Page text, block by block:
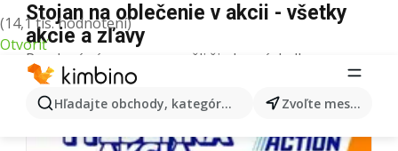
(14,1 tis. hodnotení)
Otvoriť
Hľadajte obchody, kategórie, produkty... Zvoľte mesto
Stojan na oblečenie v akcii - všetky
akcie a zľavy
Pre daný výraz sme nenašli žiadne výsledky.
Ďalšie letáky z kategórie